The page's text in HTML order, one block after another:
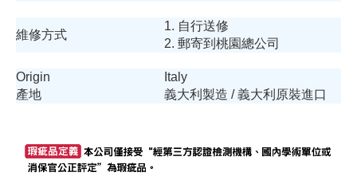
維修方式
1. 自行送修
2. 郵寄到桃園總公司
Origin
產地
Italy
義大利製造 / 義大利原裝進口